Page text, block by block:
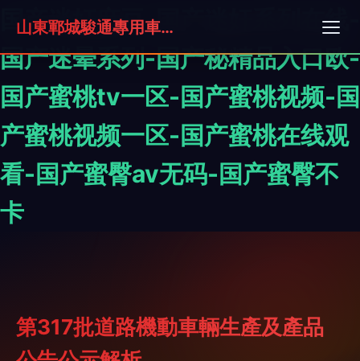
国产迷奸麻豆-国产迷奸系列在线-
国产迷晕系列-国产秘精品入口欧-
国产蜜桃tv一区-国产蜜桃视频-国
产蜜桃视频一区-国产蜜桃在线观
看-国产蜜臀av无码-国产蜜臀不
卡
山東鄆城駿通專用車有限公司
第317批道路機動車輛生產及產品